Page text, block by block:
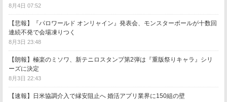
8月4日 07:52
【悲報】『パロワールド オンリャイン』発表会、モンスターボールが十数回
連続不発で会場凍りつく
8月3日 23:48
【朗報】極楽のミソワ、新テニロスタンプ第2弾は『重版祭りキャラ』シリ
ーズに決定
8月3日 22:43
【速報】日米協調介入で縁安阻止へ 婚活アプリ業界に150組の壁